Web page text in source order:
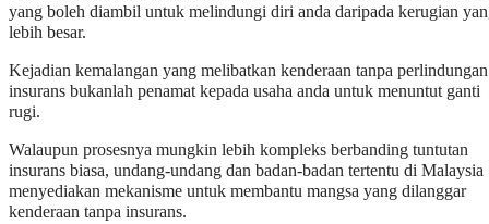
yang boleh diambil untuk melindungi diri anda daripada kerugian
lebih besar.
Kejadian kemalangan yang melibatkan kenderaan tanpa perlindungan
insurans bukanlah penamat kepada usaha anda untuk menuntut ganti
rugi.
Walaupun prosesnya mungkin lebih kompleks berbanding tuntutan
insurans biasa, undang-undang dan badan-badan tertentu di Malaysia
menyediakan mekanisme untuk membantu mangsa yang dilanggar
kenderaan tanpa insurans.